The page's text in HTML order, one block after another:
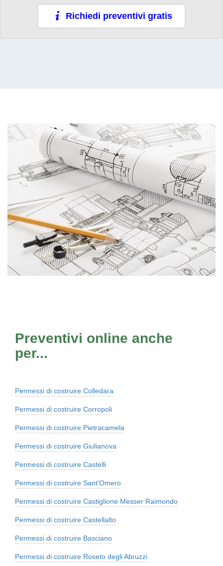
Richiedi preventivi gratis
Preventivi online anche
per...
Permessi di costruire Colledara
Permessi di costruire Corropoli
Permessi di costruire Pietracamela
Permessi di costruire Giulianova
Permessi di costruire Castelli
Permessi di costruire Sant'Omero
Permessi di costruire Castiglione Messer Raimondo
Permessi di costruire Castellalto
Permessi di costruire Basciano
Permessi di costruire Roseto degli Abruzzi